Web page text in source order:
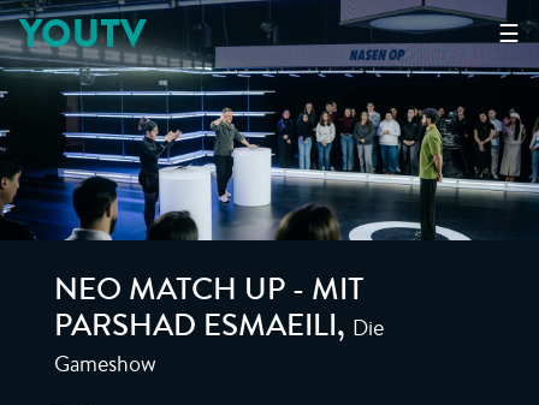
☰
YOUTV
NEO MATCH UP - MIT
PARSHAD ESMAEILI, Die
Gameshow